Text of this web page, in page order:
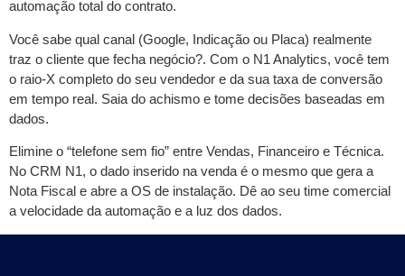
automação total do contrato.
Você sabe qual canal (Google, Indicação ou Placa) realmente
traz o cliente que fecha negócio?. Com o N1 Analytics, você tem
o raio-X completo do seu vendedor e da sua taxa de conversão
em tempo real. Saia do achismo e tome decisões baseadas em
dados.
Elimine o “telefone sem fio” entre Vendas, Financeiro e Técnica.
No CRM N1, o dado inserido na venda é o mesmo que gera a
Nota Fiscal e abre a OS de instalação. Dê ao seu time comercial
a velocidade da automação e a luz dos dados.